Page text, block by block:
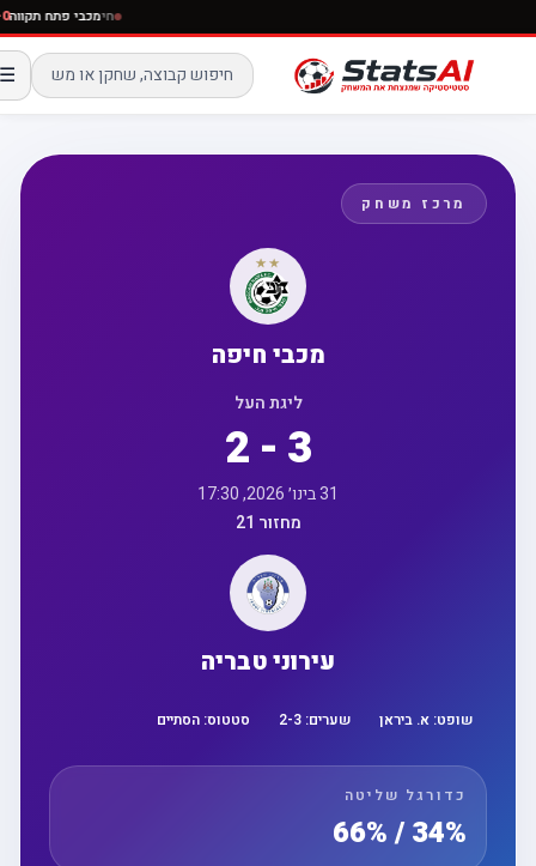
חימכבי פתח
☰
מרכז משחק
מכבי חיפה
ליגת העל
2 - 3
מחזור 21
עירוני טבריה
שופט:א. ביראן שערים: 2 -3 סטטוס:הסתיים
כדורגל שליטה
34% / 66%